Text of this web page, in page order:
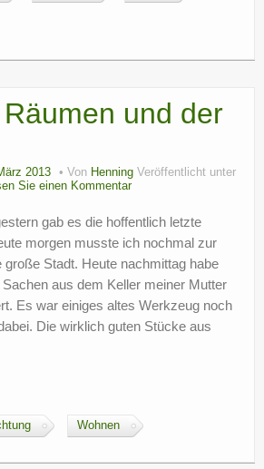
und der
2013 Von Henning Veröffentlicht unter
Sie einen Kommentar
gab es die hoffentlich letzte
morgen musste ich nochmal zur
große Stadt. Heute nachmittag habe
aus dem Keller meiner Mutter
Es war einiges altes Werkzeug noch
Die wirklich guten Stücke aus
Wohnen